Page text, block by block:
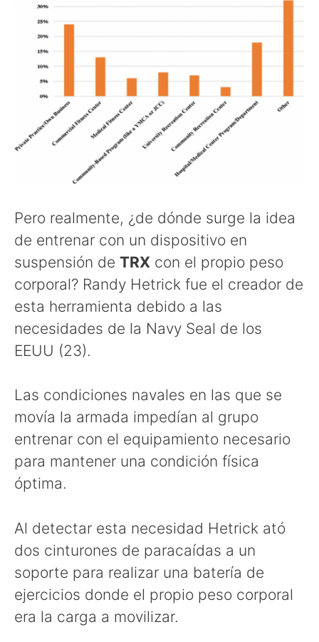
Pero realmente, ¿de dónde surge la idea
de entrenar con un dispositivo en
suspensión de TRX con el propio peso
corporal? Randy Hetrick fue el creador de
esta herramienta debido a las
necesidades de la Navy Seal de los
EEUU (23).
Las condiciones navales en las que se
movía la armada impedían al grupo
entrenar con el equipamiento necesario
para mantener una condición física
óptima.
Al detectar esta necesidad Hetrick ató
dos cinturones de paracaídas a un
soporte para realizar una batería de
ejercicios donde el propio peso corporal
era la carga a movilizar.